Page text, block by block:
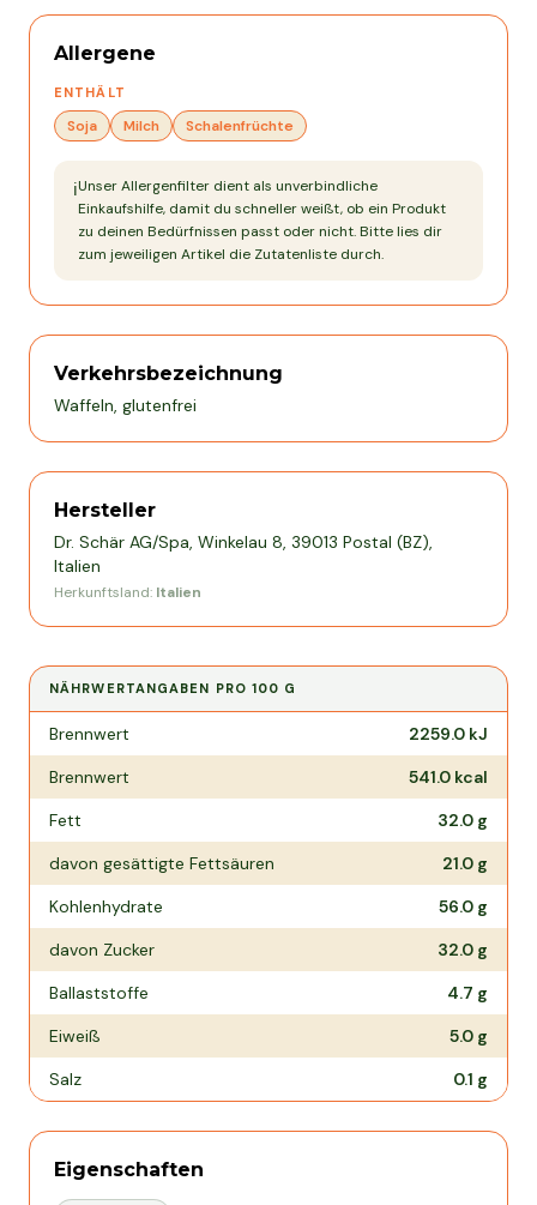
Allergene
ENTHÄLT
Soja Milch Schalenfrüchte
ℹ️Unser Allergenfilter dient als unverbindliche
Einkaufshilfe, damit du schneller weißt, ob ein Produkt
zu deinen Bedürfnissen passt oder nicht. Bitte lies dir
zum jeweiligen Artikel die Zutatenliste durch.
Verkehrsbezeichnung
Waffeln, glutenfrei
Hersteller
Dr. Schär AG/Spa, Winkelau 8, 39013 Postal (BZ),
Italien
Herkunftsland: Italien
NÄHRWERTANGABEN PRO100 G
Nährwertangaben pro
Brennwert 2259.0 kJ
Brennwert
541.0 kcal
Fett
32.0 g
davon gesättigte Fettsäuren
21.0 g
Kohlenhydrate
56.0 g
davon Zucker
32.0 g
Ballaststoffe
4.7 g
Eiweiß
5.0 g
Salz
0.1 g
Eigenschaften